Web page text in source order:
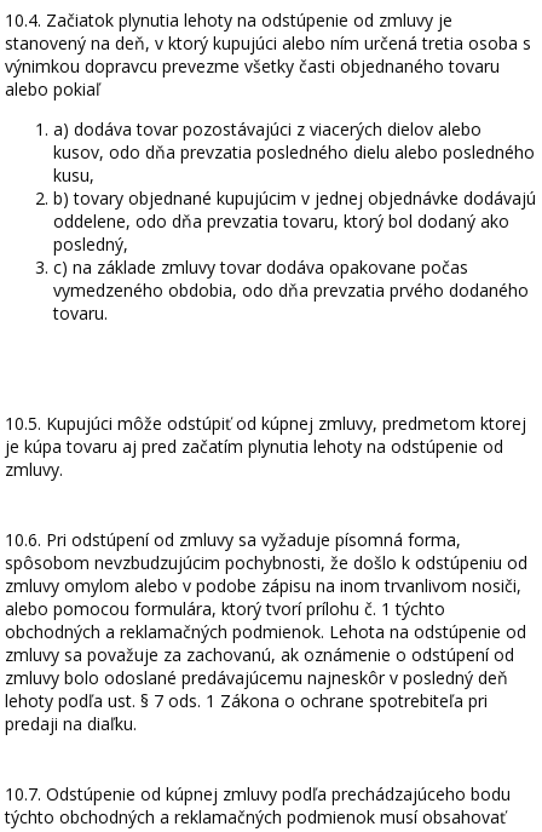
10.4. Začiatok plynutia lehoty na odstúpenie od zmluvy je
stanovený na deň, v ktorý kupujúci alebo ním určená tretia osoba s
výnimkou dopravcu prevezme všetky časti objednaného tovaru
alebo pokiaľ
a) dodáva tovar pozostávajúci z viacerých dielov alebo
kusov, odo dňa prevzatia posledného dielu alebo posledného
kusu,
b) tovary objednané kupujúcim v jednej objednávke dodávajú
oddelene, odo dňa prevzatia tovaru, ktorý bol dodaný ako
posledný,
c) na základe zmluvy tovar dodáva opakovane počas
vymedzeného obdobia, odo dňa prevzatia prvého dodaného
tovaru.
10.5. Kupujúci môže odstúpiť od kúpnej zmluvy, predmetom ktorej
je kúpa tovaru aj pred začatím plynutia lehoty na odstúpenie od
zmluvy.
10.6. Pri odstúpení od zmluvy sa vyžaduje písomná forma,
spôsobom nevzbudzujúcim pochybnosti, že došlo k odstúpeniu od
zmluvy omylom alebo v podobe zápisu na inom trvanlivom nosiči,
alebo pomocou formulára, ktorý tvorí prílohu č. 1 týchto
obchodných a reklamačných podmienok. Lehota na odstúpenie od
zmluvy sa považuje za zachovanú, ak oznámenie o odstúpení od
zmluvy bolo odoslané predávajúcemu najneskôr v posledný deň
lehoty podľa ust. § 7 ods. 1 Zákona o ochrane spotrebiteľa pri
predaji na diaľku.
10.7. Odstúpenie od kúpnej zmluvy podľa prechádzajúceho bodu
týchto obchodných a reklamačných podmienok musí obsahovať